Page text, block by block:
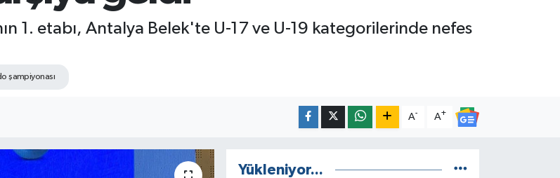
1. etabı, Antalya Belek'te U-17 ve U-19 kategorilerinde nefes
şampiyonası
A- A+
Yükleniyor...